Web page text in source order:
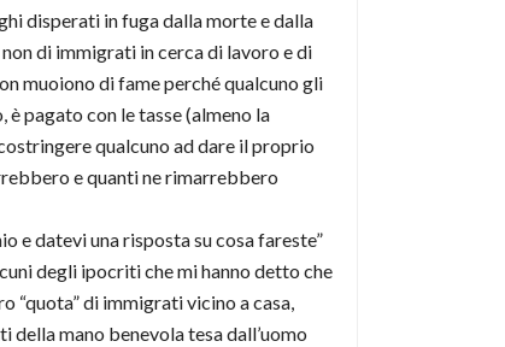
disperati in fuga dalla morte e dalla
di immigrati in cerca di lavoro e di
muoiono di fame perché qualcuno gli
pagato con le tasse (almeno la
qualcuno ad dare il proprio
e quanti ne rimarrebbero
e datevi una risposta su cosa fareste”
degli ipocriti che mi hanno detto che
“quota” di immigrati vicino a casa,
mano benevola tesa dall’uomo